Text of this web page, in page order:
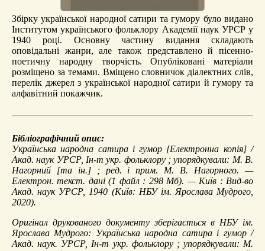
Збірку української народної сатири та гумору було видано
Інститутом українського фольклору Академії наук УРСР у
1940 році. Основну частину видання складають
оповідальні жанри, але також представлено й пісенно-
поетичну народну творчість. Опубліковані матеріали
розміщено за темами. Вміщено словничок діалектних слів,
перелік джерел з української народної сатири й гумору та
алфавітний покажчик.
Бібліографічний опис:
Українська народна сатира і гумор [Електронна копія] /
Акад. наук УРСР, Ін-т укр. фольклору ; упорядкували: М. В.
Нагорний [та ін.] ; ред. і прим. М. В. Нагорного. —
Електрон. текст. дані (1 файл : 298 Мб). — Київ : Вид-во
Акад. наук УРСР, 1940 (Київ: НБУ ім. Ярослава Мудрого,
2020).
Оригінал друкованого документу зберігається в НБУ ім.
Ярослава Мудрого: Українська народна сатира і гумор /
Акад. наук. УРСР, Ін-т укр. фольклору ; упорядкували: М.